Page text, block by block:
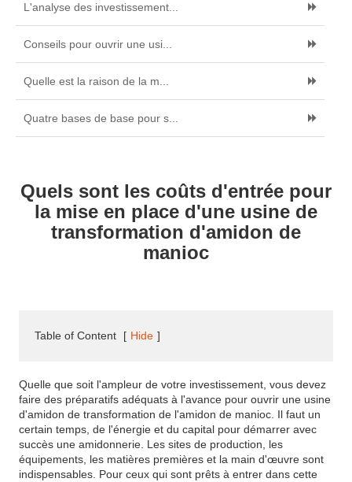
L'analyse des investissement...
Conseils pour ouvrir une usi...
Quelle est la raison de la m...
Quatre bases de base pour s...
Quels sont les coûts d'entrée pour
la mise en place d'une usine de
transformation d'amidon de
manioc
Table of Content [ Hide ]
Quelle que soit l'ampleur de votre investissement, vous devez
faire des préparatifs adéquats à l'avance pour ouvrir une usine
d'amidon de transformation de l'amidon de manioc. Il faut un
certain temps, de l'énergie et du capital pour démarrer avec
succès une amidonnerie. Les sites de production, les
équipements, les matières premières et la main d'œuvre sont
indispensables. Pour ceux qui sont prêts à entrer dans cette